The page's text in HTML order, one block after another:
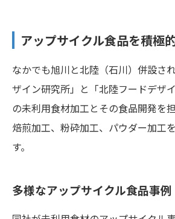
アップサイクル食品を積極
なかでも旭川と北陸（石川）併設さ
ザイン研究所」と「北陸フードデザ
の未利用食材加工とその食品開発を
焙煎加工、粉砕加工、パウダー加工
す。
多様なアップサイクル食品事例